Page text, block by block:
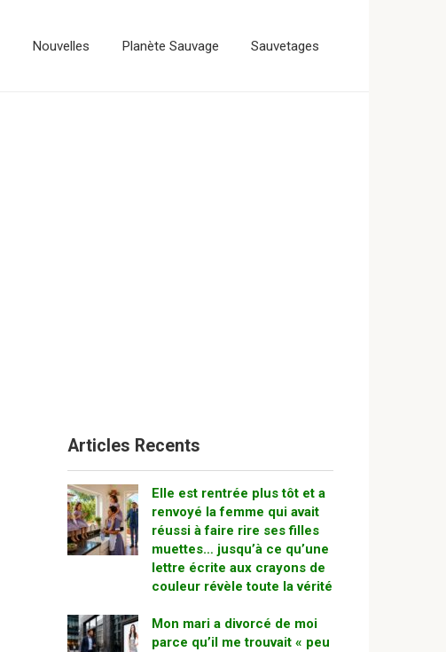
Nouvelles Planète Sauvage Sauvetages
Articles Recents
Elle est rentrée plus tôt et a
renvoyé la femme qui avait
réussi à faire rire ses filles
muettes… jusqu’à ce qu’une
lettre écrite aux crayons de
couleur révèle toute la vérité
Mon mari a divorcé de moi
parce qu’il me trouvait « peu